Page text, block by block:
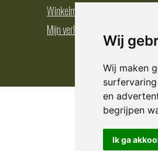
Wij
Wij maken
en
begrijpen
Ik ga
Winkelmand
Mijn verlanglijst